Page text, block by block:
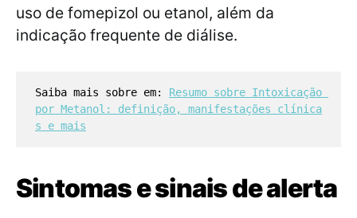
uso de fomepizol ou etanol, além da
indicação frequente de diálise.
Saiba mais sobre em: Resumo sobre Intoxicação
por Metanol: definição, manifestações clínica
s e mais
Sintomas e sinais de alerta